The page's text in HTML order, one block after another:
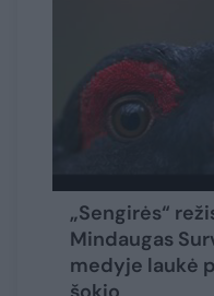
„Sengirės“
Mindaugas
medyje laukė